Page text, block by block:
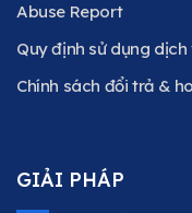
Abuse Report
Quy định sử dụng dịch
Chính sách đổi trả &
GIẢI PHÁP